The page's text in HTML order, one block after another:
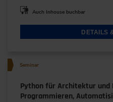
Auch Inhouse buchbar
DETAILS
Seminar
Python für Architektur und
Programmieren,